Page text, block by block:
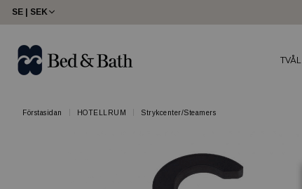
SE | SEK
TVÅL
Förstasidan HOTELLRUM Strykcenter/Steamers